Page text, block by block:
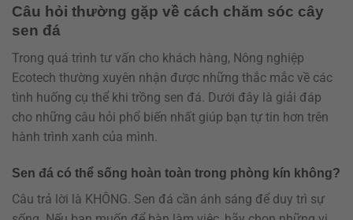
Câu hỏi thường gặp về cách chăm sóc cây
sen đá
Trong quá trình tư vấn cho khách hàng, Nông nghiệp
Ecotech thường xuyên nhận được những thắc mắc về các
tình huống cụ thể khi trồng sen đá. Dưới đây là giải đáp
cho những câu hỏi phổ biến nhất giúp bạn tự tin hơn trên
hành trình xanh của mình.
Sen đá có thể sống hoàn toàn trong phòng kín không?
Câu trả lời là KHÔNG. Sen đá cần ánh sáng để duy trì sự